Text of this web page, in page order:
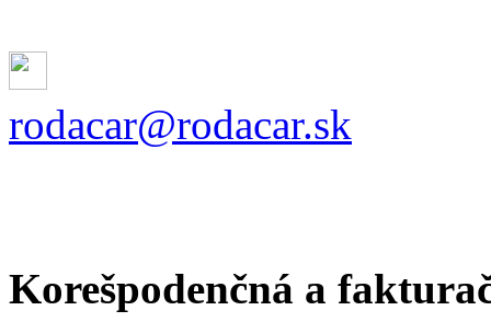
rodacar@rodacar.sk
Korešpodenčná a